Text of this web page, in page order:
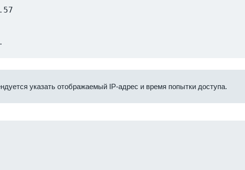
указать отображаемый IP-адрес и время попытки доступа.